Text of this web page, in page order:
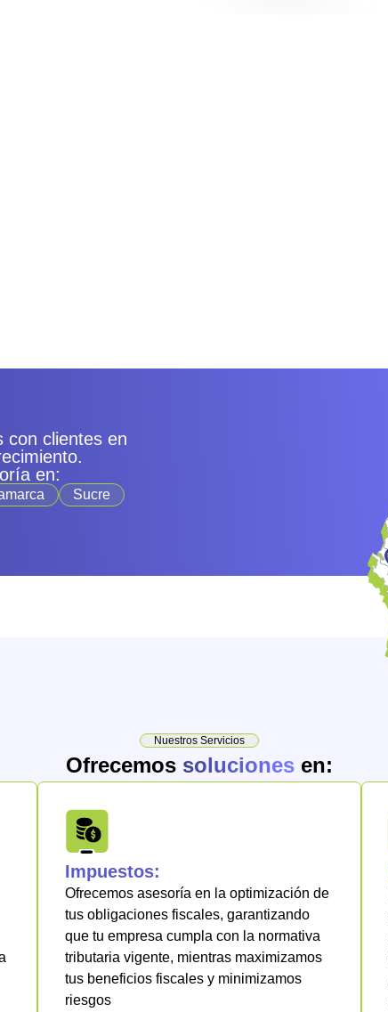
con clientes en
en:
Sucre
Nuestros Servicios
Ofrecemos soluciones en:
Impuestos:
Ofrecemos asesoría en la optimización de
tus obligaciones fiscales, garantizando
que tu empresa cumpla con la normativa
tributaria vigente, mientras maximizamos
tus beneficios fiscales y minimizamos
riesgos